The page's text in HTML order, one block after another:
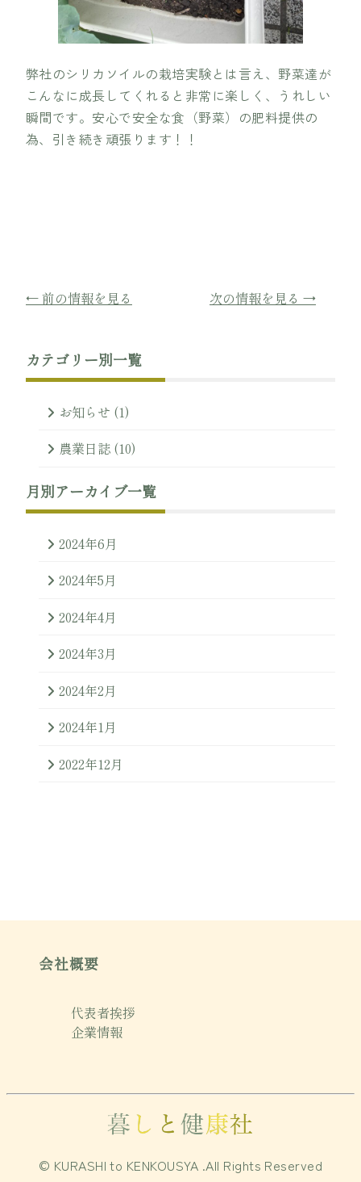
弊社のシリカソイルの栽培実験とは言え、野菜達が
こんなに成長してくれると非常に楽しく、うれしい
瞬間です。安心で安全な食（野菜）の肥料提供の
為、引き続き頑張ります！！
← 前の情報を見る 次の情報を見る →
カテゴリー別一覧
お知らせ (1)
農業日誌 (10)
月別アーカイブ一覧
2024年6月
2024年5月
2024年4月
2024年3月
2024年2月
2024年1月
2022年12月
会社概要
代表者挨拶
企業情報
© KURASHI to KENKOUSYA .All Rights Reserved